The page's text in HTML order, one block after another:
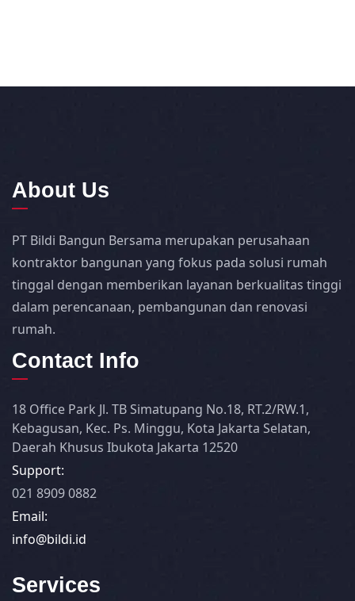
About Us
PT Bildi Bangun Bersama merupakan perusahaan
kontraktor bangunan yang fokus pada solusi rumah
tinggal dengan memberikan layanan berkualitas tinggi
dalam perencanaan, pembangunan dan renovasi
rumah.
Contact Info
18 Office Park Jl. TB Simatupang No.18, RT.2/RW.1,
Kebagusan, Kec. Ps. Minggu, Kota Jakarta Selatan,
Daerah Khusus Ibukota Jakarta 12520
Support:
021 8909 0882
Email:
info@bildi.id
Services